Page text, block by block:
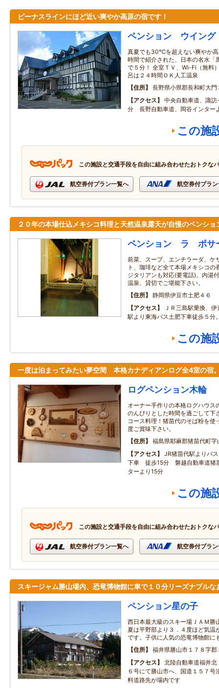
ビーナスラインにほど近い爽やか高原の宿です！
ペンション ウイング
真夏でも30℃を超えない爽やか
時間で紹介された、日本の名水「
で５分！ 全室ＴＶ、Wi-Fi（無料
呂は２４時間ＯＫ人工温泉
住所
長野県小県郡長和町大門
アクセス
中央自動車道、諏
分 長野自動車道、岡谷インター
この施
この施設と交通手段を自由に組み合わせたおトクな
航空券付プラン一覧へ 航空券付プラ
２０年の本場仕込メキシコ料理と天然温泉露天が自慢のペンショ
ペンション ラ ポサ
前菜、スープ、エンチラーダ、ケ
ト、珈琲など全て本場メキシコ
ジタリアンも対応(要電話)。内湯
温泉、貸切でご堪能下さい。
住所
静岡県伊豆市土肥４６
アクセス
ＪＲ三島駅乗換、
駅より東海バス土肥下車徒歩５分
この施
一度は泊まってみたい夢空間 本格カナディアンログ全4室の宿
ログペンション木輪
オーナー手作りの本格ログハウス
のんびりとした時間を過ごして下
コース料理！猪苗代のそば粉を使
度ご賞味下さい。
住所
福島県耶麻郡猪苗代町
アクセス
JR猪苗代駅よりバ
下車 徒歩15分 磐越自動車道猪
ターより15分
この施
この施設と交通手段を自由に組み合わせたおトクな
航空券付プラン一覧へ 航空券付プラ
スキージャム勝山場内、恐竜博物館に車で１０分リーズナブルな
ペンション星の子
西日本最大級のスキー場ＪＡＭ勝
夏は平野部より３．４度ほど気温
です。子供に人気の恐竜博物館に
住所
福井県勝山市１７８字郡
アクセス
北陸自動車道福井
６号にて勝山市へ、国道１５７号
料道路先が場内です